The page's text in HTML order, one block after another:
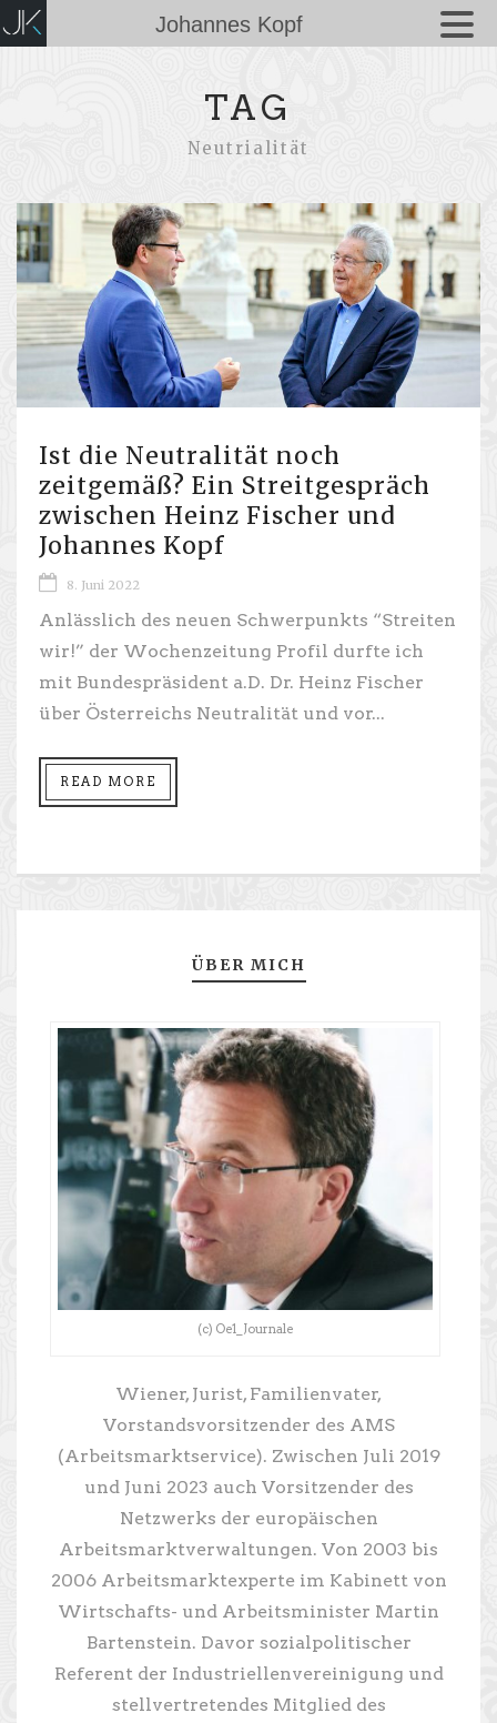
TAG
Neutrialität
Ist die Neutralität noch
zeitgemäß? Ein Streitgespräch
zwischen Heinz Fischer und
Johannes Kopf
8. Juni 2022
Anlässlich des neuen Schwerpunkts “Streiten
wir!” der Wochenzeitung Profil durfte ich
mit Bundespräsident a.D. Dr. Heinz Fischer
über Österreichs Neutralität und vor...
READ MORE
ÜBER MICH
(c) Oe1_Journale
Wiener, Jurist, Familienvater,
Vorstandsvorsitzender des AMS
(Arbeitsmarktservice). Zwischen Juli 2019
und Juni 2023 auch Vorsitzender des
Netzwerks der europäischen
Arbeitsmarktverwaltungen. Von 2003 bis
2006 Arbeitsmarktexperte im Kabinett von
Wirtschafts- und Arbeitsminister Martin
Bartenstein. Davor sozialpolitischer
Referent der Industriellenvereinigung und
stellvertretendes Mitglied des
Johannes Kopf